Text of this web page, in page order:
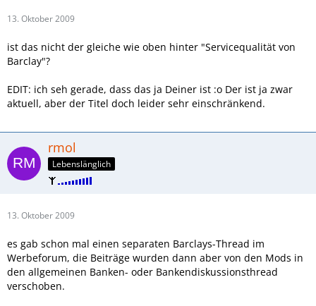
13. Oktober 2009
ist das nicht der gleiche wie oben hinter "Servicequalität von
Barclay"?
EDIT: ich seh gerade, dass das ja Deiner ist :o Der ist ja zwar
aktuell, aber der Titel doch leider sehr einschränkend.
rmol
Lebenslänglich
13. Oktober 2009
es gab schon mal einen separaten Barclays-Thread im
Werbeforum, die Beiträge wurden dann aber von den Mods in
den allgemeinen Banken- oder Bankendiskussionsthread
verschoben.